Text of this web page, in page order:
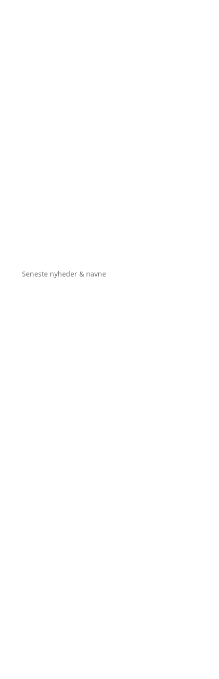
Seneste nyheder & navne